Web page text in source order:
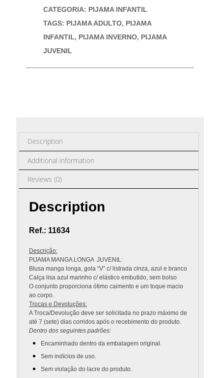
CATEGORIA: PIJAMA INFANTIL
TAGS: PIJAMA ADULTO, PIJAMA
INFANTIL, PIJAMA INVERNO, PIJAMA
JUVENIL
Description
Additional information
Reviews (0)
Description
Ref.: 11634
Descrição:
PIJAMA MANGA LONGA JUVENIL:
Blusa manga longa, gola “V” c/ listrada cinza, azul e branco
Calça lisa azul marinho c/ elástico embutido, sem bolso
O conjunto proporciona ótimo caimento e um toque macio
ao corpo.
Trocas e Devoluções:
A Troca/Devolução deve ser solicitada no prazo máximo de
até 7 (sete) dias corridos após o recebimento do produto.
Dentro dos seguintes padrões:
Encaminhado dentro da embalagem original.
Sem indícios de uso.
Sem violação do lacre do produto.